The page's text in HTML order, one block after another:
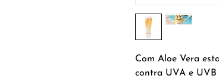
Com Aloe Vera
contra UVA e UVB